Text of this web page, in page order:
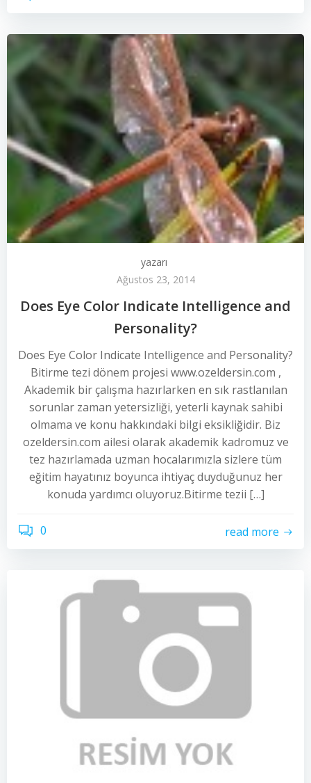
yazarı
Ağustos 23, 2014
Does Eye Color Indicate Intelligence and
Personality?
Does Eye Color Indicate Intelligence and Personality?
Bitirme tezi dönem projesi www.ozeldersin.com ,
Akademik bir çalışma hazırlarken en sık rastlanılan
sorunlar zaman yetersizliği, yeterli kaynak sahibi
olmama ve konu hakkındaki bilgi eksikliğidir. Biz
ozeldersin.com ailesi olarak akademik kadromuz ve
tez hazırlamada uzman hocalarımızla sizlere tüm
eğitim hayatınız boyunca ihtiyaç duyduğunuz her
konuda yardımcı oluyoruz.Bitirme tezii […]
0 read more